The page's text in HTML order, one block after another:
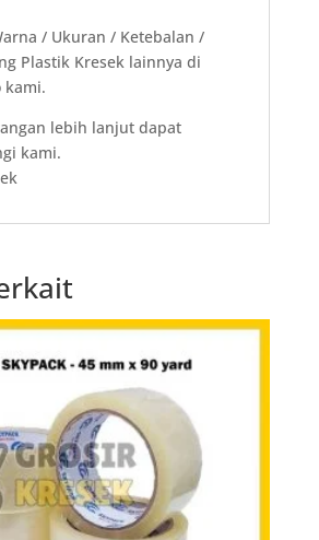
/ Ukuran / Ketebalan /
Plastik Kresek lainnya di
kami.
lebih lanjut dapat
kami.